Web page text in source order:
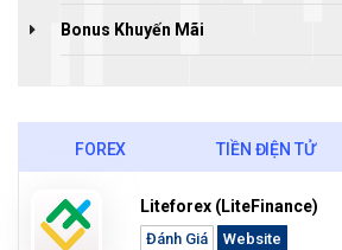
Bonus Khuyến Mãi
FOREX TIỀN ĐIỆN TỬ
Liteforex (LiteFinance)
Đánh Giá Website